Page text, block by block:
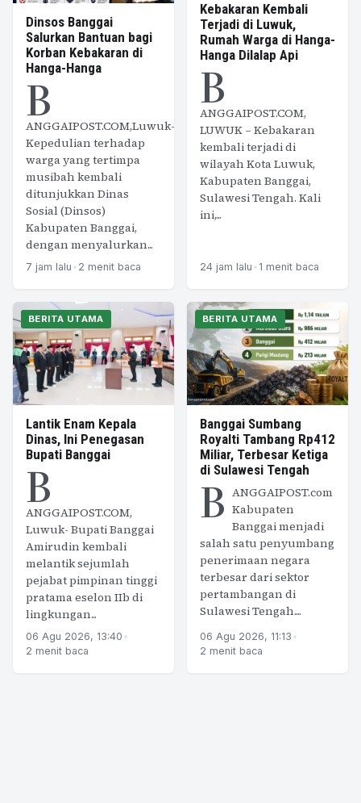
Dinsos Banggai
Salurkan Bantuan bagi
Korban Kebakaran di
Hanga-Hanga
B
ANGGAIPOST.COM,Luwuk–
Kepedulian terhadap
warga yang tertimpa
musibah kembali
ditunjukkan Dinas
Sosial (Dinsos)
Kabupaten Banggai,
dengan menyalurkan...
7 jam lalu • 2 menit baca
Kebakaran Kembali
Terjadi di Luwuk,
Rumah Warga di Hanga-
Hanga Dilalap Api
B
ANGGAIPOST.COM,
LUWUK – Kebakaran
kembali terjadi di
wilayah Kota Luwuk,
Kabupaten Banggai,
Sulawesi Tengah. Kali
ini,...
24 jam lalu • 1 menit baca
BERITA UTAMA
Lantik Enam Kepala
Dinas, Ini Penegasan
Bupati Banggai
B
ANGGAIPOST.COM,
Luwuk- Bupati Banggai
Amirudin kembali
melantik sejumlah
pejabat pimpinan tinggi
pratama eselon IIb di
lingkungan...
06 Agu 2026, 13:40 •
2 menit baca
BERITA UTAMA
Banggai Sumbang
Royalti Tambang Rp412
Miliar, Terbesar Ketiga
di Sulawesi Tengah
B ANGGAIPOST.com
Kabupaten
Banggai menjadi
salah satu penyumbang
penerimaan negara
terbesar dari sektor
pertambangan di
Sulawesi Tengah....
06 Agu 2026, 11:13 •
2 menit baca